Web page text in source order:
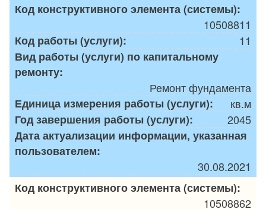
Код конструктивного элемента (системы):
10508811
Код работы (услуги):
11
Вид работы (услуги) по капитальному
ремонту:
Ремонт фундамента
Единица измерения работы (услуги):
кв.м
Год завершения работы (услуги):
2045
Дата актуализации информации, указанная
пользователем:
30.08.2021
Код конструктивного элемента (системы):
10508862